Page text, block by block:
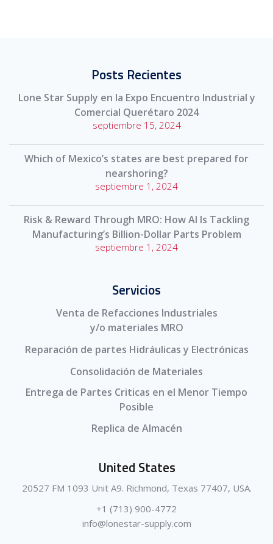
Posts Recientes
Lone Star Supply en la Expo Encuentro Industrial y
Comercial Querétaro 2024
septiembre 15, 2024
Which of Mexico’s states are best prepared for
nearshoring?
septiembre 1, 2024
Risk & Reward Through MRO: How AI Is Tackling
Manufacturing’s Billion-Dollar Parts Problem
septiembre 1, 2024
Servicios
Venta de Refacciones Industriales
y/o materiales MRO
Reparación de partes Hidráulicas y Electrónicas
Consolidación de Materiales
Entrega de Partes Criticas en el Menor Tiempo
Posible
Replica de Almacén
United States
20527 FM 1093 Unit A9. Richmond, Texas 77407, USA.
+1 (713) 900-4772
info@lonestar-supply.com